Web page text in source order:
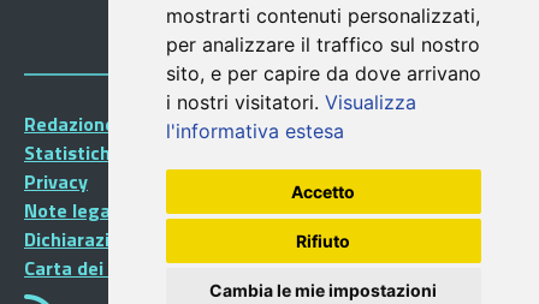
mostrarti contenuti personalizzati,
per analizzare il traffico sul nostro
sito, e per capire da dove arrivano
i nostri visitatori. Visualizza
l'informativa estesa
Accetto
Rifiuto
Cambia le mie impostazioni
Redazione Portalegiovani
Statistiche
Privacy
Note legali
Dichiarazione di accessibilità
Carta dei Servizi